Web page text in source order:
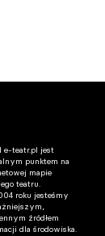
z Jesse
e-teatr.pl jest
punktem na
mapie
teatru.
roku jesteśmy
źródłem
dla środowiska.